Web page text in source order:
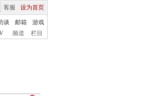
客服 设为首页
谈 邮箱
游戏
频道 栏目